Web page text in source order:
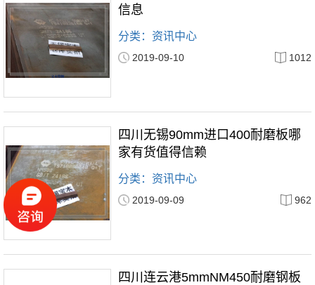
信息
分类：资讯中心
2019-09-10 1012
四川无锡90mm进口400耐磨板哪
家有货值得信赖
分类：资讯中心
2019-09-09 962
四川连云港5mmNM450耐磨钢板